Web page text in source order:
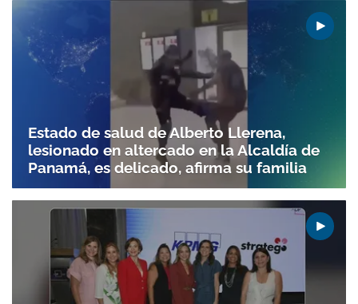
Estado de salud de Alberto Llerena,
lesionado en altercado en la Alcaldía de
Panamá, es delicado, afirma su familia